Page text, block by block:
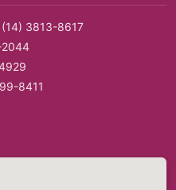
(14) 3813-8617
8411